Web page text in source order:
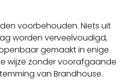
voorbehouden. Niets uit
worden verveelvoudigd,
gemaakt in enige
wijze zonder voorafgaande
van Brandhouse.